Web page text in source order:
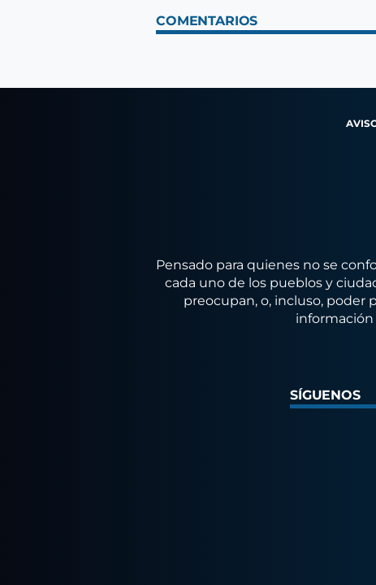
COMENTARIOS
Pensado para quienes no se
cada uno de los pueblos y
preocupan, o, incluso, poder
SÍGUENOS